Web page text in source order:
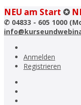
NEU am Start ✪
✆ 04833 - 605 1000
Anmelden
Registrieren